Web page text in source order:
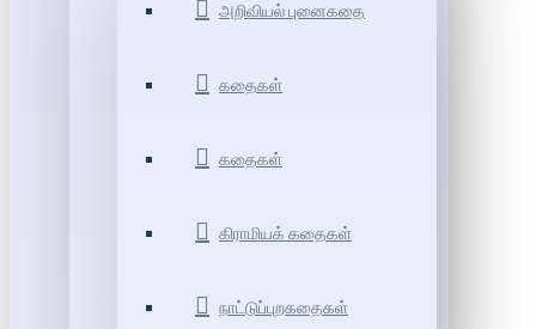
அறிவியல் புனைகதை
கதைகள்
கதைகள்
கிராமியக் கதைகள்
நாட்டுப்புறகதைகள்